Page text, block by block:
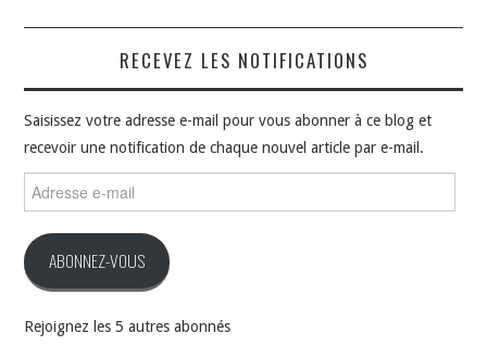
RECEVEZ LES NOTIFICATIONS
Saisissez votre adresse e-mail pour vous abonner à ce blog et
recevoir une notification de chaque nouvel article par e-mail.
e-
ABONNEZ-VOUS
Rejoignez les 5 autres abonnés